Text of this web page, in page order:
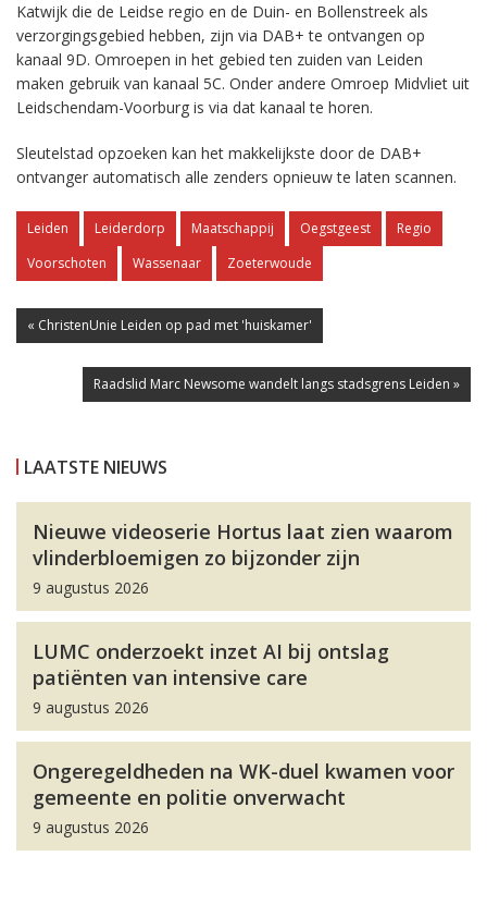
Katwijk die de Leidse regio en de Duin- en Bollenstreek als
verzorgingsgebied hebben, zijn via DAB+ te ontvangen op
kanaal 9D. Omroepen in het gebied ten zuiden van Leiden
maken gebruik van kanaal 5C. Onder andere Omroep Midvliet uit
Leidschendam-Voorburg is via dat kanaal te horen.
Sleutelstad opzoeken kan het makkelijkste door de DAB+
ontvanger automatisch alle zenders opnieuw te laten scannen.
Leiden Leiderdorp Maatschappij Oegstgeest
Regio
Voorschoten
Wassenaar Zoeterwoude
« ChristenUnie Leiden op pad met 'huiskamer'
Raadslid Marc Newsome wandelt langs stadsgrens Leiden »
LAATSTE NIEUWS
Nieuwe videoserie Hortus laat zien waarom
vlinderbloemigen zo bijzonder zijn
9 augustus 2026
LUMC onderzoekt inzet AI bij ontslag
patiënten van intensive care
9 augustus 2026
Ongeregeldheden na WK-duel kwamen voor
gemeente en politie onverwacht
9 augustus 2026